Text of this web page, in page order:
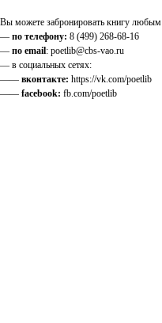
Вы можете забронировать книгу
— по телефону: 8 (499) 268-68-16
— по email: poetlib@cbs-vao.ru
— в социальных сетях:
—— вконтакте: https://vk.com/poetlib
—— facebook: fb.com/poetlib